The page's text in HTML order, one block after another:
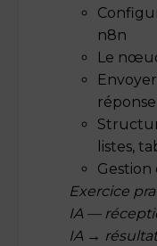
n8n
Le
réponse
listes,
Gestion
Exercice
IA —
IA →